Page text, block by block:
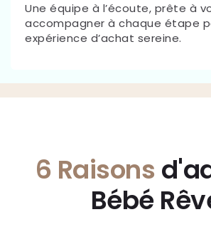
Une équipe à l’écoute, prête à
accompagner à chaque étape
expérience d’achat sereine.
6 Raisons
Bébé